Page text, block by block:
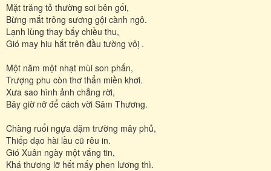
Mặt trăng tỏ thường soi bên gối,
Bừng mắt trông sương gội cành ngô.
Lạnh lùng thay bấy chiều thu,
Gió may hiu hắt trên đầu tường vôị .
Một năm một nhạt mùi son phấn,
Trượng phu còn thơ thẩn miền khơi.
Xưa sao hình ảnh chẳng rời,
Bây giờ nỡ để cách vời Sâm Thương.
Chàng ruổi ngựa dặm trường mây phủ,
Thiếp dạo hài lầu cũ rêu in.
Gió Xuân ngày một vắng tin,
Khá thương lỡ hết mấy phen lương thì.